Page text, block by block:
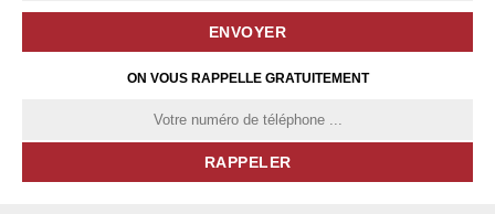
ON VOUS RAPPELLE GRATUITEMENT